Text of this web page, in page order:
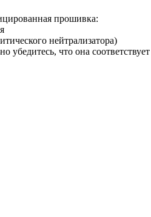
прошивка:
нейтрализатора)
убедитесь, что она